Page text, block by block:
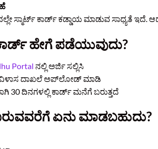
ಸ್ಮಾರ್ಟ್ ಕಾರ್ಡ್ ಕಡ್ಡಾಯ ಮಾಡುವ ಸಾಧ್ಯತೆ ಇದೆ.
ಹೇಗೆ ಪಡೆಯುವುದು?
Portal ನಲ್ಲಿ ಅರ್ಜಿ ಸಲ್ಲಿಸಿ
ದಾಖಲೆ ಅಪ್‌ಲೋಡ್ ಮಾಡಿ
30 ದಿನಗಳಲ್ಲಿ ಕಾರ್ಡ್ ಮನೆಗೆ ಬರುತ್ತದೆ
ಏನು ಮಾಡಬಹುದು?